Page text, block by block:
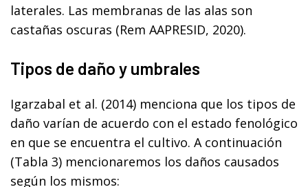
laterales. Las membranas de las alas son
castañas oscuras (Rem AAPRESID, 2020).
Tipos de daño y umbrales
Igarzabal et al. (2014) menciona que los tipos de
daño varían de acuerdo con el estado fenológico
en que se encuentra el cultivo. A continuación
(Tabla 3) mencionaremos los daños causados
según los mismos: